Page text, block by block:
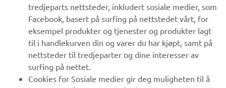
FAQ & SUPPORT
NYHETSBREV
Vær den første til å lære om de siste tilbudene, spesielle
tredjeparts nettsteder, inkludert sosiale medier, som
Facebook, basert på surfing på nettstedet vårt, for
eksempel produkter og tjenester og produkter lagt
til i handlekurven din og varer du har kjøpt, samt på
nettsteder til tredjeparter og dine interesser av
surfing på nettet.
Cookies for Sosiale medier gir deg muligheten til å